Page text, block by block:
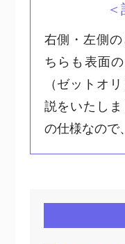
右側・左側
ちらも表面
（ゼットオ
説をいたし
の仕様なので